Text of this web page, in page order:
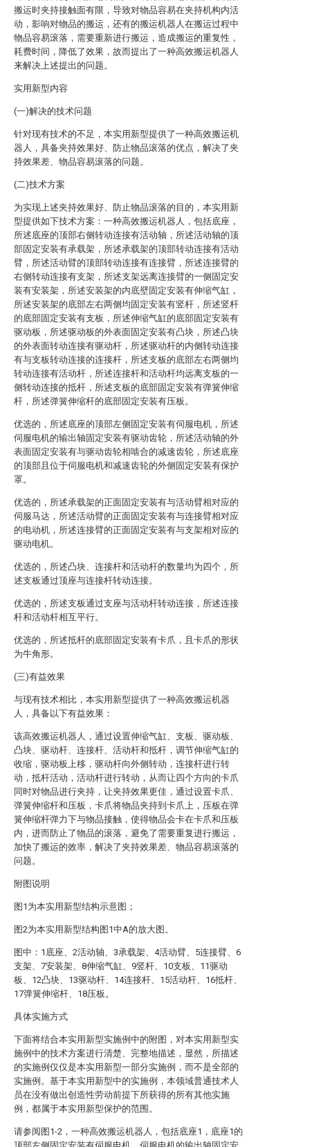
搬运时夹持接触面有限，导致对物品容易在夹持机构内活
动，影响对物品的搬运，还有的搬运机器人在搬运过程中
物品容易滚落，需要重新进行搬运，造成搬运的重复性，
耗费时间，降低了效果，故而提出了一种高效搬运机器人
来解决上述提出的问题。
实用新型内容
(一)解决的技术问题
针对现有技术的不足，本实用新型提供了一种高效搬运机
器人，具备夹持效果好、防止物品滚落的优点，解决了夹
持效果差、物品容易滚落的问题。
(二)技术方案
为实现上述夹持效果好、防止物品滚落的目的，本实用新
型提供如下技术方案：一种高效搬运机器人，包括底座，
所述底座的顶部右侧转动连接有活动轴，所述活动轴的顶
部固定安装有承载架，所述承载架的顶部转动连接有活动
臂，所述活动臂的顶部转动连接有连接臂，所述连接臂的
右侧转动连接有支架，所述支架远离连接臂的一侧固定安
装有安装架，所述安装架的内底壁固定安装有伸缩气缸，
所述安装架的底部左右两侧均固定安装有竖杆，所述竖杆
的底部固定安装有支板，所述伸缩气缸的底部固定安装有
驱动板，所述驱动板的外表面固定安装有凸块，所述凸块
的外表面转动连接有驱动杆，所述驱动杆的内侧转动连接
有与支板转动连接的连接杆，所述支板的底部左右两侧均
转动连接有活动杆，所述连接杆和活动杆均远离支板的一
侧转动连接的抵杆，所述支板的底部固定安装有弹簧伸缩
杆，所述弹簧伸缩杆的底部固定安装有压板。
优选的，所述底座的顶部左侧固定安装有伺服电机，所述
伺服电机的输出轴固定安装有驱动齿轮，所述活动轴的外
表面固定安装有与驱动齿轮相啮合的减速齿轮，所述底座
的顶部且位于伺服电机和减速齿轮的外侧固定安装有保护
罩。
优选的，所述承载架的正面固定安装有与活动臂相对应的
伺服马达，所述活动臂的正面固定安装有与连接臂相对应
的电动机，所述连接臂的正面固定安装有与支架相对应的
驱动电机。
优选的，所述凸块、连接杆和活动杆的数量均为四个，所
述支板通过顶座与连接杆转动连接。
优选的，所述支板通过支座与活动杆转动连接，所述连接
杆和活动杆相互平行。
优选的，所述抵杆的底部固定安装有卡爪，且卡爪的形状
为牛角形。
(三)有益效果
与现有技术相比，本实用新型提供了一种高效搬运机器
人，具备以下有益效果：
该高效搬运机器人，通过设置伸缩气缸、支板、驱动板、
凸块、驱动杆、连接杆、活动杆和抵杆，调节伸缩气缸的
收缩，驱动板上移，驱动杆向外侧转动，连接杆进行转
动，抵杆活动，活动杆进行转动，从而让四个方向的卡爪
同时对物品进行夹持，让夹持效果更佳，通过设置卡爪、
弹簧伸缩杆和压板，卡爪将物品夹持到卡爪上，压板在弹
簧伸缩杆弹力下与物品接触，使得物品会卡在卡爪和压板
内，进而防止了物品的滚落，避免了需要重复进行搬运，
加快了搬运的效率，解决了夹持效果差、物品容易滚落的
问题。
附图说明
图1为本实用新型结构示意图；
图2为本实用新型结构图1中A的放大图。
图中：1底座、2活动轴、3承载架、4活动臂、5连接臂、6
支架、7安装架、8伸缩气缸、9竖杆、10支板、11驱动
板、12凸块、13驱动杆、14连接杆、15活动杆、16抵杆、
17弹簧伸缩杆、18压板。
具体实施方式
下面将结合本实用新型实施例中的附图，对本实用新型实
施例中的技术方案进行清楚、完整地描述，显然，所描述
的实施例仅仅是本实用新型一部分实施例，而不是全部的
实施例。基于本实用新型中的实施例，本领域普通技术人
员在没有做出创造性劳动前提下所获得的所有其他实施
例，都属于本实用新型保护的范围。
请参阅图1-2，一种高效搬运机器人，包括底座1，底座1的